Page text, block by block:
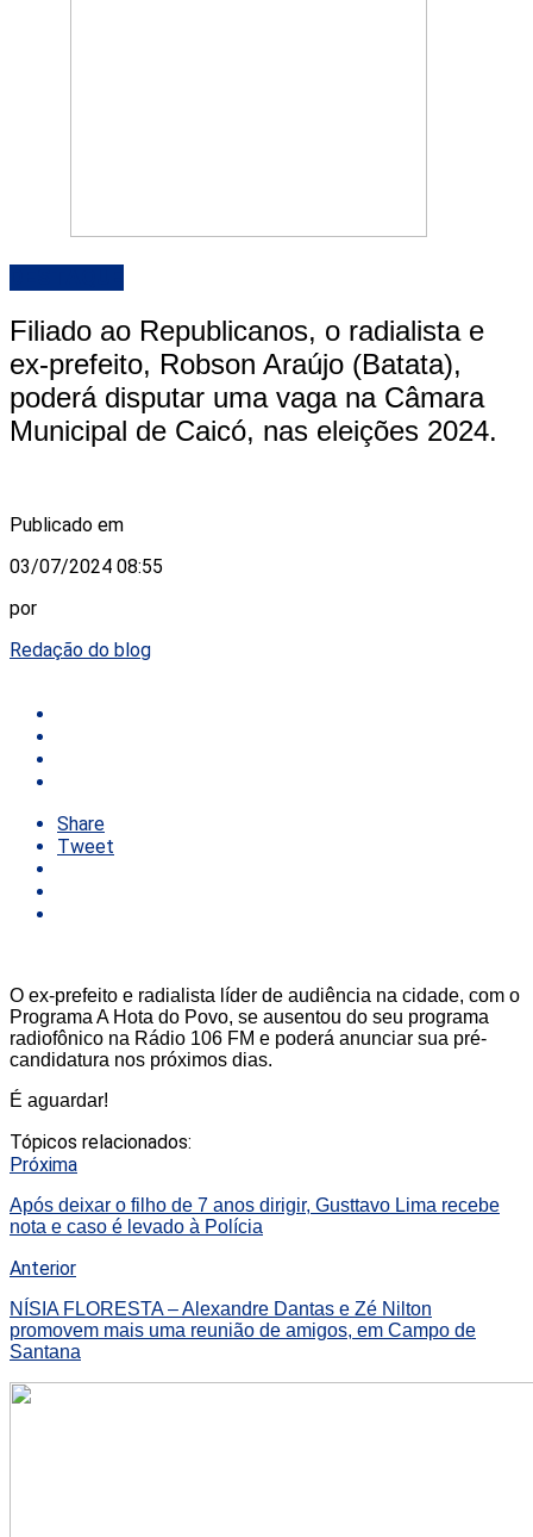
Filiado ao Republicanos, o radialista e
ex-prefeito, Robson Araújo (Batata),
poderá disputar uma vaga na Câmara
Municipal de Caicó, nas eleições 2024.
Publicado em
03/07/2024 08:55
por
Redação do blog
Share
Tweet
O ex-prefeito e radialista líder de audiência na cidade, com o
Programa A Hota do Povo, se ausentou do seu programa
radiofônico na Rádio 106 FM e poderá anunciar sua pré-
candidatura nos próximos dias.
É aguardar!
Tópicos relacionados:
Próxima
Após deixar o filho de 7 anos dirigir, Gusttavo Lima recebe
nota e caso é levado à Polícia
Anterior
NÍSIA FLORESTA – Alexandre Dantas e Zé Nilton
promovem mais uma reunião de amigos, em Campo de
Santana